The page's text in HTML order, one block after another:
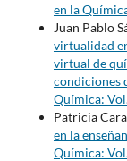
en la
Juan Pablo
virtualidad
virtual de
condiciones
Química:
Patricia
en la
Química: